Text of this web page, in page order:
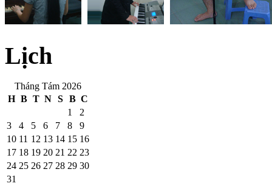
Lịch
Tháng Tám 2026
H B T N S B C
1
2
3
4 5 6 7 8
9
10 11 12 13 14 15 16
17 18 19 20 21 22 23
24 25 26 27 28 29 30
31